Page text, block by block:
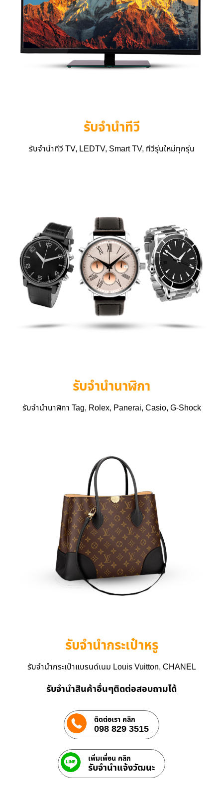
รับจำนำทีวี
รับจำนำทีวี TV, LEDTV, Smart TV, ทีวีรุ่นใหม่ทุกรุ่น
รับจำนำนาฬิกา
รับจำนำนาฬิกา Tag, Rolex, Panerai, Casio, G-Shock
รับจำนำกระเป๋าหรู
รับจำนำกระเป๋าแบรนด์เนม Louis Vuitton, CHANEL
รับจำนำสินค้าอื่นๆติดต่อสอบถามได้
ติดต่อเรา คลิก
098 829 3515
เพิ่มเพื่อน คลิก
รับจํานําแจ้งวัฒนะ